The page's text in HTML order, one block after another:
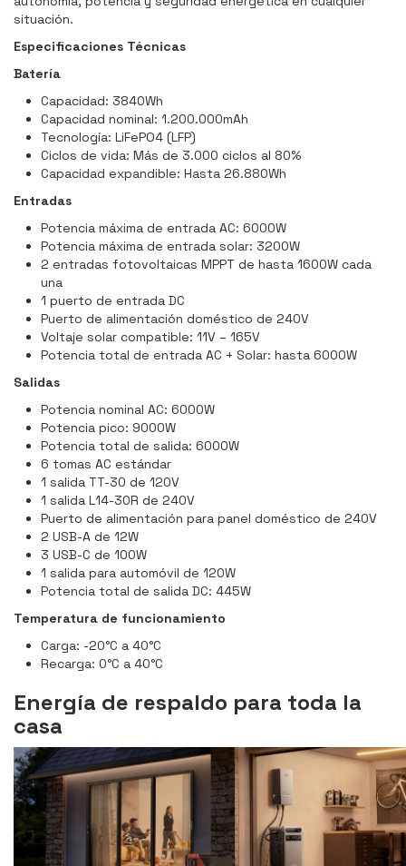
situación.
Especificaciones Técnicas
Batería
Capacidad: 3840Wh
Capacidad nominal: 1.200.000mAh
Tecnología: LiFePO4 (LFP)
Ciclos de vida: Más de 3.000 ciclos al 80%
Capacidad expandible: Hasta 26.880Wh
Entradas
Potencia máxima de entrada AC: 6000W
Potencia máxima de entrada solar: 3200W
2 entradas fotovoltaicas MPPT de hasta 1600W cada
una
1 puerto de entrada DC
Puerto de alimentación doméstico de 240V
Voltaje solar compatible: 11V – 165V
Potencia total de entrada AC + Solar: hasta 6000W
Salidas
Potencia nominal AC: 6000W
Potencia pico: 9000W
Potencia total de salida: 6000W
6 tomas AC estándar
1 salida TT-30 de 120V
1 salida L14-30R de 240V
Puerto de alimentación para panel doméstico de 240V
2 USB-A de 12W
3 USB-C de 100W
1 salida para automóvil de 120W
Potencia total de salida DC: 445W
Temperatura de funcionamiento
Carga: -20°C a 40°C
Recarga: 0°C a 40°C
Energía de respaldo para toda la
casa